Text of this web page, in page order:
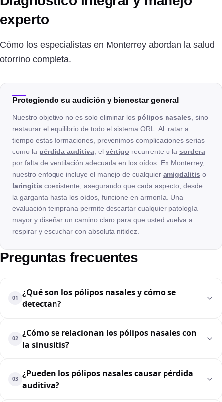
experto
Cómo los especialistas en Monterrey abordan la salud
otorrino completa.
Protegiendo su audición y bienestar general
Nuestro objetivo no es solo eliminar los pólipos nasales , sino
restaurar el equilibrio de todo el sistema ORL. Al tratar a
tiempo estas formaciones, prevenimos complicaciones serias
como la pérdida auditiva , el vértigo recurrente o la sordera
por falta de ventilación adecuada en los oídos. En Monterrey,
nuestro enfoque incluye el manejo de cualquier amigdalitis o
laringitis coexistente, asegurando que cada aspecto, desde
la garganta hasta los oídos, funcione en armonía. Una
evaluación temprana permite descartar cualquier patología
mayor y diseñar un camino claro para que usted vuelva a
respirar y escuchar con absoluta nitidez.
Preguntas frecuentes
01
¿Qué son los pólipos nasales y cómo se
detectan?
02
¿Cómo se relacionan los pólipos nasales con
la sinusitis?
03
¿Pueden los pólipos nasales causar pérdida
auditiva?